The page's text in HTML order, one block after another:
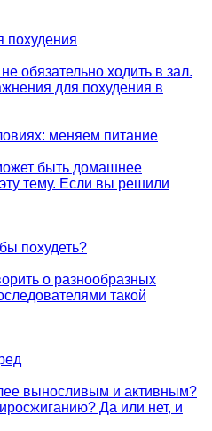
обязательно ходить в зал.
для похудения в
меняем питание
быть домашнее
тему. Если вы решили
похудеть?
о разнообразных
такой
выносливым и активным?
Да или нет, и